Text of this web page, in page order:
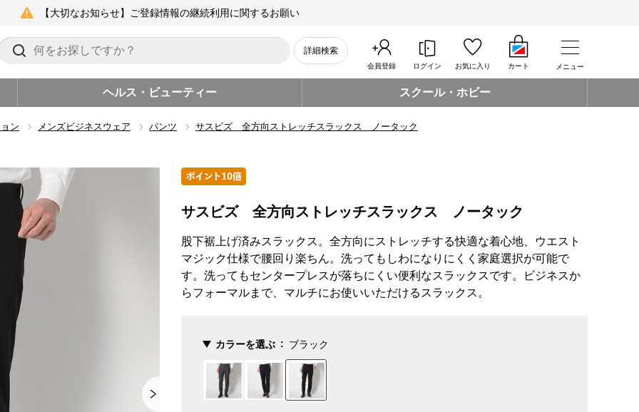
【大切なお知らせ】ご登録情報の継続利用に関するお願い
詳細検索
会員登録 ログイン お気に入り カート メニュー
ヘルス・ビューティー スクール・ホビー
ン メンズビジネスウェア パンツ サスビズ 全方向ストレッチスラックス ノータック
サスビズ 全方向ストレッチスラックス ノータック
股下裾上げ済みスラックス。全方向にストレッチする快適な着心地、ウエスト
マジック仕様で腰回り楽ちん。洗ってもしわになりにくく家庭選択が可能で
す。洗ってもセンタープレスが落ちにくい便利なスラックスです。ビジネスか
らフォーマルまで、マルチにお使いいただけるスラックス。
カラーを選ぶ ブラック